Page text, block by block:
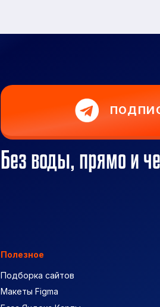
Без воды, прямо и
Полезное
Подборка сайтов
Макеты Figma